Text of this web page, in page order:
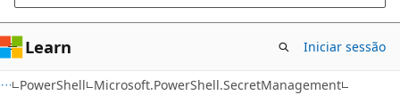
Learn Iniciar sessão
PowerShell Microsoft.PowerShell.SecretManagement